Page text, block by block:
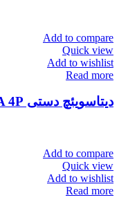
Add to compare
Quick view
Add to wishlist
Read more
دیتاسویئچ دستی P_NET VGA 4P
Add to compare
Quick view
Add to wishlist
Read more